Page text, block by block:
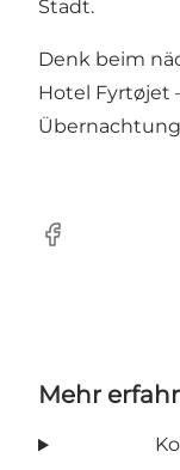
Stadt.
Denk beim
Hotel Fyrtøjet
Facebook
Mehr